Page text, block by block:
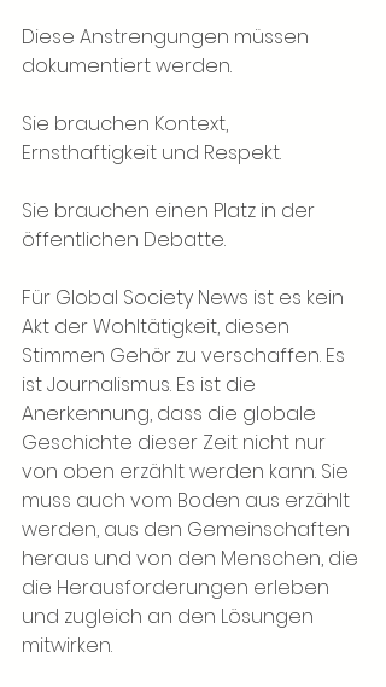
Diese Anstrengungen müssen
dokumentiert werden.
Sie brauchen Kontext,
Ernsthaftigkeit und Respekt.
Sie brauchen einen Platz in der
öffentlichen Debatte.
Für Global Society News ist es kein
Akt der Wohltätigkeit, diesen
Stimmen Gehör zu verschaffen. Es
ist Journalismus. Es ist die
Anerkennung, dass die globale
Geschichte dieser Zeit nicht nur
von oben erzählt werden kann. Sie
muss auch vom Boden aus erzählt
werden, aus den Gemeinschaften
heraus und von den Menschen, die
die Herausforderungen erleben
und zugleich an den Lösungen
mitwirken.